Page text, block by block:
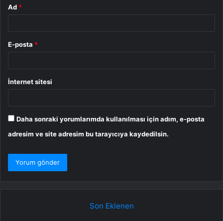
Ad *
E-posta *
İnternet sitesi
Daha sonraki yorumlarımda kullanılması için adım, e-posta
adresim ve site adresim bu tarayıcıya kaydedilsin.
Son Eklenen